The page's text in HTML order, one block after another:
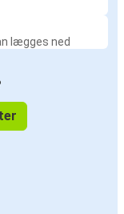
lægges ned